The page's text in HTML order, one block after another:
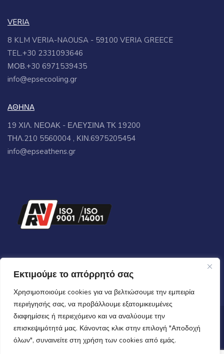
Εκτιμούμε το απόρρητό σας
Χρησιμοποιούμε cookies για να βελτιώσουμε την εμπειρία
περιήγησής σας, να προβάλλουμε εξατομικευμένες
διαφημίσεις ή περιεχόμενο και να αναλύουμε την
επισκεψιμότητά μας. Κάνοντας κλικ στην επιλογή "Αποδοχή
όλων", συναινείτε στη χρήση των cookies από εμάς.
VERIA
8 KLM VERIA-NAOUSA - 59100 VERIA GREECE
TEL.+30 2331093646
ΜΟΒ.+30 6971539435
info@epsecooling.gr
ΑΘΗΝΑ
19 ΧΙΛ. ΝΕΟΑΚ - ΕΛΕΥΣΙΝΑ ΤΚ 19200
ΤΗΛ.210 5560004 , ΚΙΝ.6975205454
info@epseathens.gr
Copyrights © 2024 All Rights Reserved by epsecooling.gr
Όροι Χρήσης Πολιτική Απορρήτου Cookies | Γ.Ε.Μ.Η